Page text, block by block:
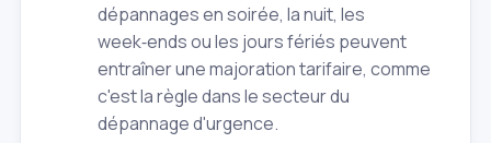
dépannages en soirée, la nuit, les
week‑ends ou les jours fériés peuvent
entraîner une majoration tarifaire, comme
c'est la règle dans le secteur du
dépannage d'urgence.